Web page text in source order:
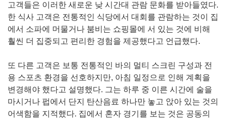
고객들은 이러한 새로운 낮 시간대 관람 문화를 받아들였다.
한 식사 고객은 전통적인 식당에서 대회를 관람하는 것이 집
에서 소파에 머물거나 붐비는 쇼핑몰에 서 있는 것에 비해
훨씬 더 집중되고 편리한 경험을 제공했다고 언급했다.
또 다른 고객은 보통 전통적인 바의 멀티 스크린 구성과 전
용 스포츠 환경을 선호하지만, 아침 일정으로 인해 계획을
변경해야 했다고 설명했다. 그는 하루 중 이른 시간에 술을
마시거나 펍에서 단지 탄산음료 하나만 놓고 앉아 있는 것의
어색함을 지적했다. 집에서 혼자 경기를 보는 것은 공동의